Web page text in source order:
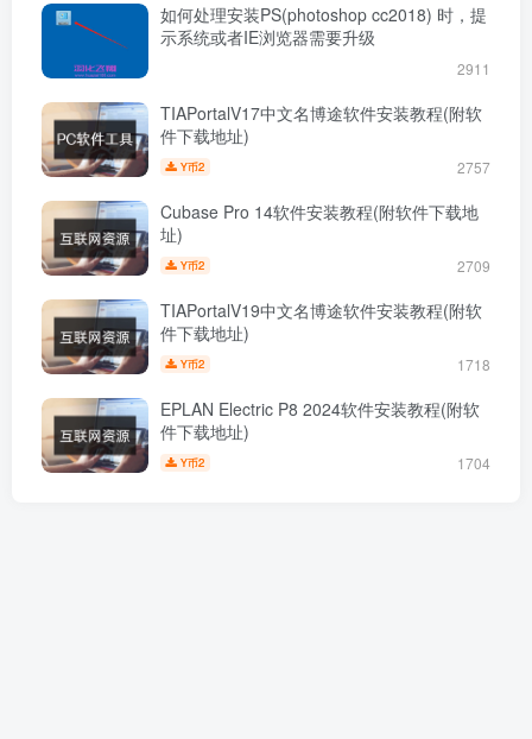
如何处理安装PS(photoshop cc2018) 时，提
示系统或者IE浏览器需要升级
2911
TIAPortalV17中文名博途软件安装教程(附软
件下载地址)
Y币2 2757
Cubase Pro 14软件安装教程(附软件下载地
址)
Y币2 2709
TIAPortalV19中文名博途软件安装教程(附软
件下载地址)
Y币2 1718
EPLAN Electric P8 2024软件安装教程(附软
件下载地址)
Y币2 1704